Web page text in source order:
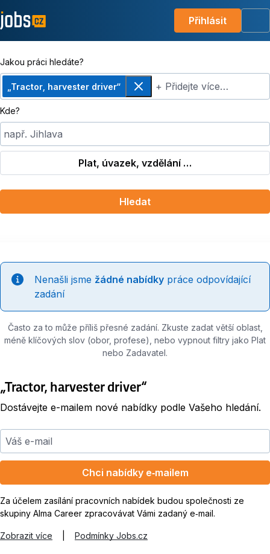
Přihlásit
Jakou práci hledáte?
„Tractor, harvester driver“
Odebrat+ Přidejte více…
Kde?
např. Jihlava
Plat, úvazek, vzdělání …
Hledat
Nenašli jsme žádné nabídky práce odpovídající
zadání
Často za to může příliš přesné zadání. Zkuste zadat větší oblast,
méně klíčových slov (obor, profese), nebo vypnout filtry jako Plat
nebo Zadavatel.
„Tractor, harvester driver“
Dostávejte e-mailem nové nabídky podle Vašeho hledání.
Váš e-mail
Chci nabídky e‑mailem
Za účelem zasílání pracovních nabídek budou společnosti ze
skupiny Alma Career zpracovávat Vámi zadaný e‑mail.
Zobrazit více Podmínky Jobs.cz